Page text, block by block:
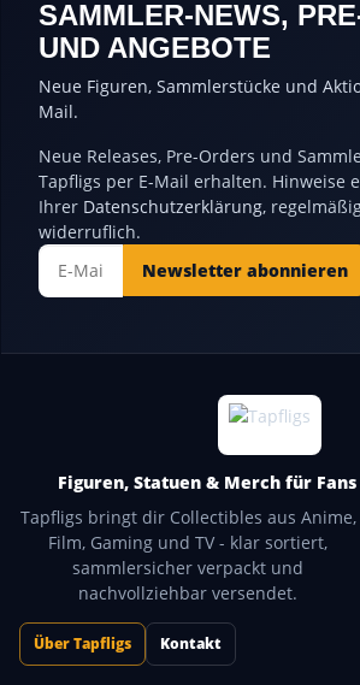
SAMMLER-NEWS,
UND ANGEBOTE
Neue Figuren, Sammlerstücke und
Mail.
Neue Releases, Pre-Orders und
Tapfligs per E-Mail erhalten. Hinweise
Ihrer Datenschutzerklärung,
widerruflich.
Newsletter abonnieren
Figuren, Statuen & Merch für
Tapfligs bringt dir Collectibles aus Anime,
Film, Gaming und TV - klar sortiert,
sammlersicher verpackt und
nachvollziehbar versendet.
Über Tapfligs Kontakt